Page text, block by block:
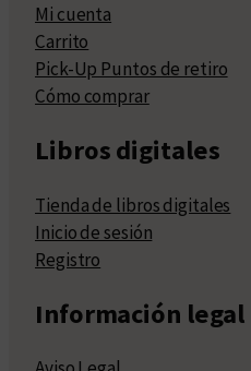
Mi cuenta
Carrito
Pick-Up Puntos de retiro
Cómo comprar
Libros digitales
Tienda de libros digitales
Inicio de sesión
Registro
Información legal